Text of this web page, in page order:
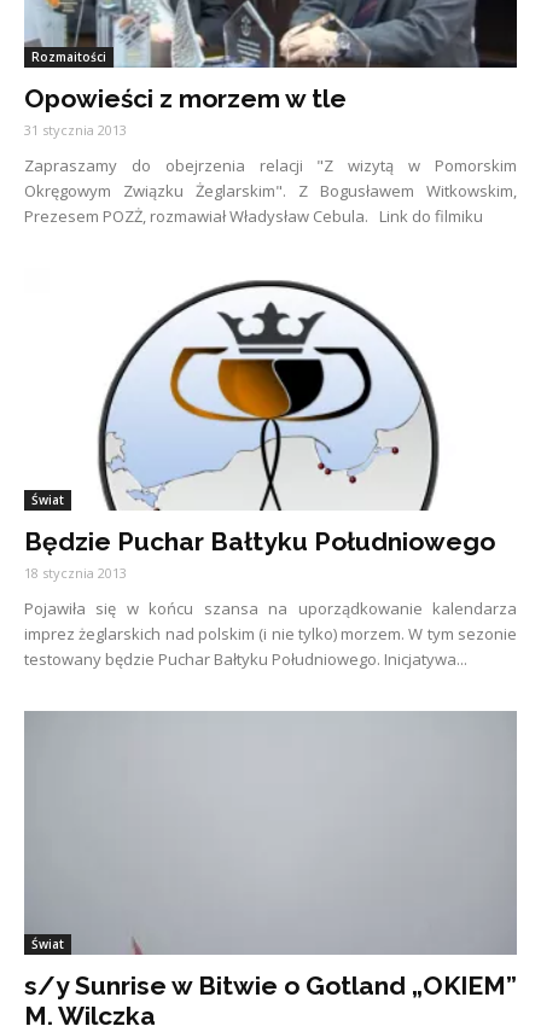
Rozmaitości
Opowieści z morzem w tle
31 stycznia 2013
Zapraszamy do obejrzenia relacji "Z wizytą w Pomorskim
Okręgowym Związku Żeglarskim". Z Bogusławem Witkowskim,
Prezesem POZŻ, rozmawiał Władysław Cebula. Link do filmiku
Świat
Będzie Puchar Bałtyku Południowego
18 stycznia 2013
Pojawiła się w końcu szansa na uporządkowanie kalendarza
imprez żeglarskich nad polskim (i nie tylko) morzem. W tym sezonie
testowany będzie Puchar Bałtyku Południowego. Inicjatywa...
Świat
s/y Sunrise w Bitwie o Gotland „OKIEM”
M. Wilczka